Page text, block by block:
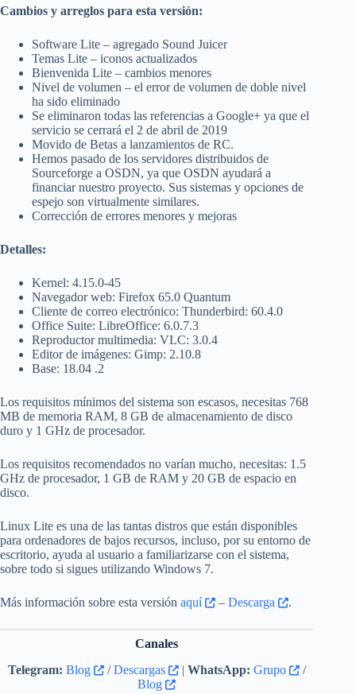
Cambios y arreglos para esta versión:
Software Lite – agregado Sound Juicer
Temas Lite – iconos actualizados
Bienvenida Lite – cambios menores
Nivel de volumen – el error de volumen de doble nivel
ha sido eliminado
Se eliminaron todas las referencias a Google+ ya que el
servicio se cerrará el 2 de abril de 2019
Movido de Betas a lanzamientos de RC.
Hemos pasado de los servidores distribuidos de
Sourceforge a OSDN, ya que OSDN ayudará a
financiar nuestro proyecto. Sus sistemas y opciones de
espejo son virtualmente similares.
Corrección de errores menores y mejoras
Detalles:
Kernel: 4.15.0-45
Navegador web: Firefox 65.0 Quantum
Cliente de correo electrónico: Thunderbird: 60.4.0
Office Suite: LibreOffice: 6.0.7.3
Reproductor multimedia: VLC: 3.0.4
Editor de imágenes: Gimp: 2.10.8
Base: 18.04 .2
Los requisitos mínimos del sistema son escasos, necesitas 768
MB de memoria RAM, 8 GB de almacenamiento de disco
duro y 1 GHz de procesador.
Los requisitos recomendados no varían mucho, necesitas: 1.5
GHz de procesador, 1 GB de RAM y 20 GB de espacio en
disco.
Linux Lite es una de las tantas distros que están disponibles
para ordenadores de bajos recursos, incluso, por su entorno de
escritorio, ayuda al usuario a familiarizarse con el sistema,
sobre todo si sigues utilizando Windows 7.
Más información sobre esta versión aquí – Descarga .
Canales
Telegram: Blog /Descargas | WhatsApp: Grupo
/
Blog